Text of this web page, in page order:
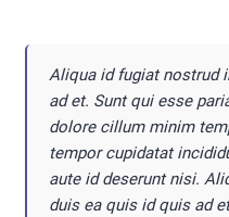
Aliqua id fugiat nostrud
ad et. Sunt qui esse
dolore cillum minim
tempor cupidatat
aute id deserunt nisi.
duis ea quis id quis ad